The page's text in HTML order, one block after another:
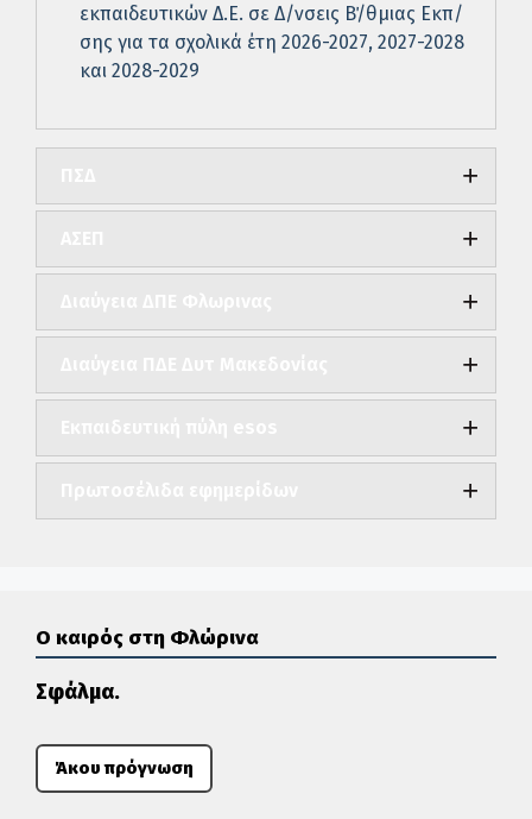
εκπαιδευτικών Δ.Ε. σε Δ/νσεις Β΄/θμιας Εκπ/
σης για τα σχολικά έτη 2026-2027, 2027-2028
και 2028-2029
Ο καιρός στη Φλώρινα
Σφάλμα.
Άκου πρόγνωση